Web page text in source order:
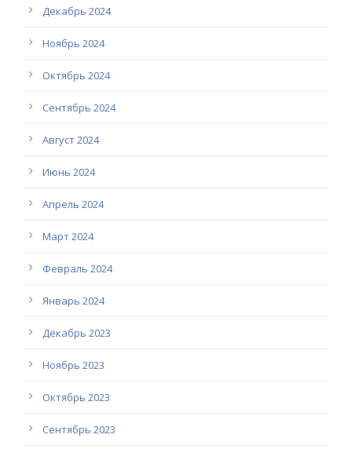
Декабрь 2024
Ноябрь 2024
Октябрь 2024
Сентябрь 2024
Август 2024
Июнь 2024
Апрель 2024
Март 2024
Февраль 2024
Январь 2024
Декабрь 2023
Ноябрь 2023
Октябрь 2023
Сентябрь 2023